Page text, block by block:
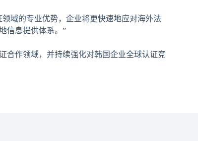
域的专业优势，企业将更快速地应对海外法
信息提供体系。”
合作领域，并持续强化对韩国企业全球认证竞